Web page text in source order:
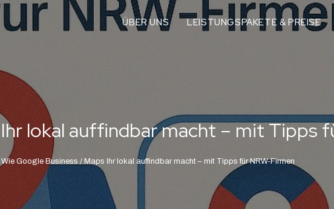
ÜBER UNS LEISTUNGSPAKETE & PREISE
lokal auffindbar macht – mit Tipps
Wie Google Business / Maps Ihr lokal auffindbar macht – mit Tipps für NRW-Firmen